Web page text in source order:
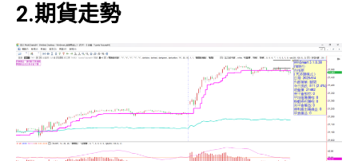
2.期貨走勢